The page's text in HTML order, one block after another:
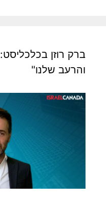
ברק רוזן
והרעב שלנו"